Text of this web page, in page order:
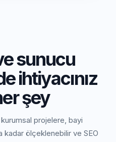
sunucu
ihtiyacınız
şey
projelere, bayi
kadar ölçeklenebilir ve SEO